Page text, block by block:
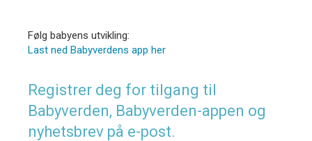
Følg babyens utvikling:
Last ned Babyverdens app her
Registrer deg for tilgang til
Babyverden, Babyverden-appen og
nyhetsbrev på e-post.